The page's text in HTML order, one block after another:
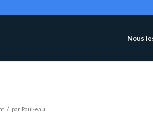
Nous
/ par Paul-eau